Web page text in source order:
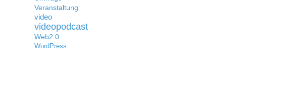
Veranstaltung
video
videopodcast
Web2.0
WordPress